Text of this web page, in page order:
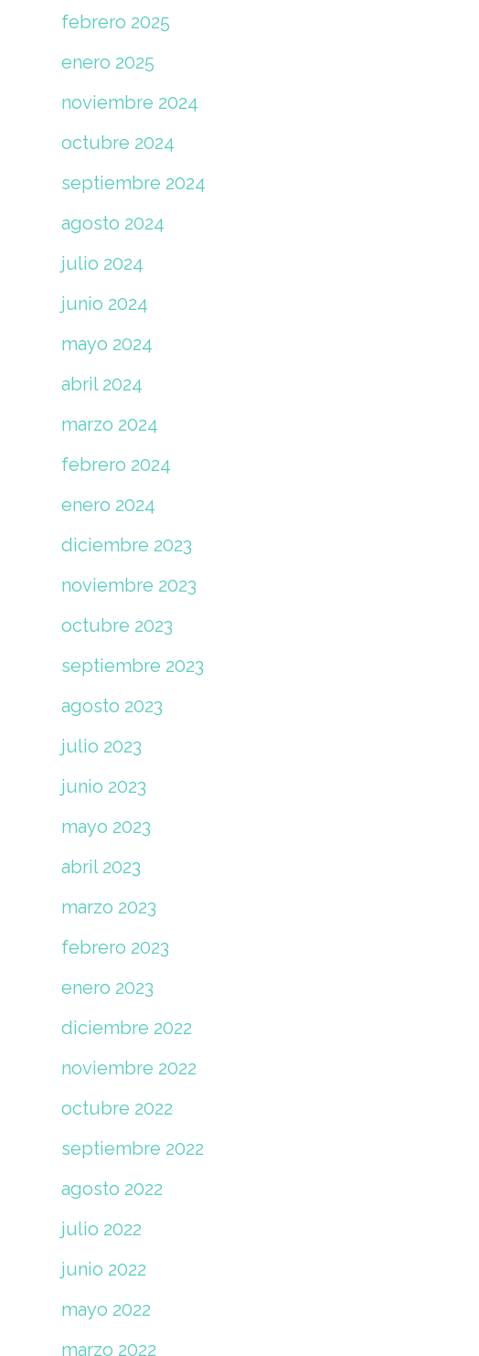
febrero 2025
enero 2025
noviembre 2024
octubre 2024
septiembre 2024
agosto 2024
julio 2024
junio 2024
mayo 2024
abril 2024
marzo 2024
febrero 2024
enero 2024
diciembre 2023
noviembre 2023
octubre 2023
septiembre 2023
agosto 2023
julio 2023
junio 2023
mayo 2023
abril 2023
marzo 2023
febrero 2023
enero 2023
diciembre 2022
noviembre 2022
octubre 2022
septiembre 2022
agosto 2022
julio 2022
junio 2022
mayo 2022
marzo 2022